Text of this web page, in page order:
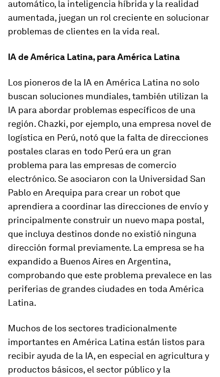
automático, la inteligencia híbrida y la realidad
aumentada, juegan un rol creciente en solucionar
problemas de clientes en la vida real.
IA de América Latina, para América Latina
Los pioneros de la IA en América Latina no solo
buscan soluciones mundiales, también utilizan la
IA para abordar problemas específicos de una
región. Chazki, por ejemplo, una empresa novel de
logística en Perú, notó que la falta de direcciones
postales claras en todo Perú era un gran
problema para las empresas de comercio
electrónico. Se asociaron con la Universidad San
Pablo en Arequipa para crear un robot que
aprendiera a coordinar las direcciones de envío y
principalmente construir un nuevo mapa postal,
que incluya destinos donde no existió ninguna
dirección formal previamente. La empresa se ha
expandido a Buenos Aires en Argentina,
comprobando que este problema prevalece en las
periferias de grandes ciudades en toda América
Latina.
Muchos de los sectores tradicionalmente
importantes en América Latina están listos para
recibir ayuda de la IA, en especial en agricultura y
productos básicos, el sector público y la